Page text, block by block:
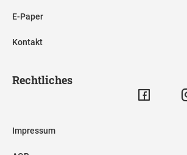
E-Paper
Kontakt
Rechtliches
Impressum